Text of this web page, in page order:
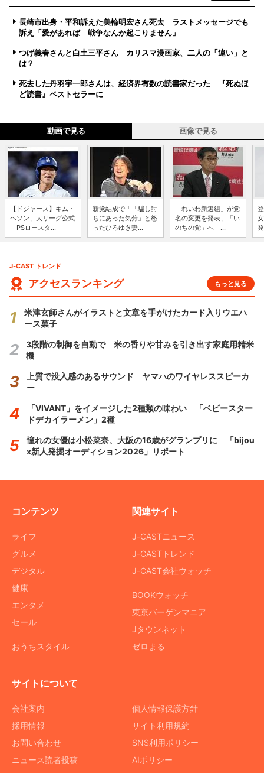
長崎市出身・平和訴えた美輪明宏さん死去 ラストメッセージでも
訴え「愛があれば 戦争なんか起こりません」
つげ義春さんと白土三平さん カリスマ漫画家、二人の「違い」と
は？
死去した丹羽宇一郎さんは、経済界有数の読書家だった 『死ぬほ
ど読書』ベストセラーに
動画で見る 画像で見る
【ドジャース】キム・
ヘソン、大リーグ公式
「PSロースタ...
新党結成で「「騙し討
ちにあった気分」と怒
ったひろゆき妻...
「れいわ新選組」が党
名の変更を発表、「い
のちの党」へ ...
J-CAST トレンド
アクセスランキング もっと見る
米津玄師さんがイラストと文章を手がけたカード入りウエハ
ース菓子
3段階の制御を自動で 米の香りや甘みを引き出す家庭用精米
機
上質で没入感のあるサウンド ヤマハのワイヤレススピーカ
ー
「VIVANT」をイメージした2種類の味わい 「ベビースター
ドデカイラーメン」2種
憧れの女優は小松菜奈、大阪の16歳がグランプリに 「bijou
x新人発掘オーディション2026」リポート
コンテンツ
ライフ
グルメ
デジタル
健康
エンタメ
セール
おうちスタイル
関連サイト
J-CASTニュース
J-CASTトレンド
J-CAST会社ウォッチ
BOOKウォッチ
東京バーゲンマニア
Jタウンネット
ゼロまる
サイトについて
会社案内
採用情報
お問い合わせ
ニュース読者投稿
個人情報保護方針
サイト利用規約
SNS利用ポリシー
AIポリシー